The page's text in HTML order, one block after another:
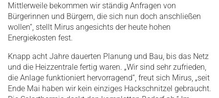
Mittlerweile bekommen wir ständig Anfragen von
Bürgerinnen und Bürgern, die sich nun doch anschließen
wollen“, stellt Mirus angesichts der heute hohen
Energiekosten fest.
Knapp acht Jahre dauerten Planung und Bau, bis das Netz
und die Heizzentrale fertig waren. „Wir sind sehr zufrieden,
die Anlage funktioniert hervorragend“, freut sich Mirus, „seit
Ende Mai haben wir kein einziges Hackschnitzel gebraucht.